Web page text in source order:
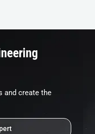
and create the